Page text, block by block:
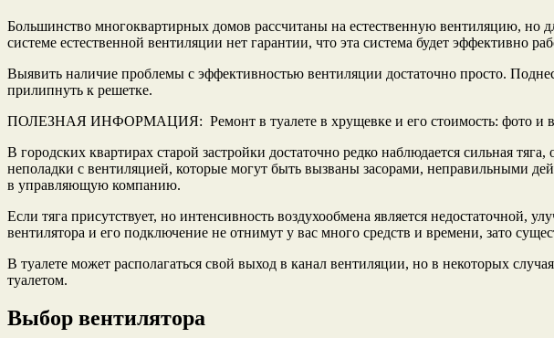
Большинство многоквартирных домов рассчитаны на естественную вентиляцию, но
системе естественной вентиляции нет гарантии, что эта система будет эффективно
Выявить наличие проблемы с эффективностью вентиляции достаточно просто.
прилипнуть к решетке.
ПОЛЕЗНАЯ ИНФОРМАЦИЯ: Ремонт в туалете в хрущевке и его стоимость: фото и
В городских квартирах старой застройки достаточно редко наблюдается сильная
неполадки с вентиляцией, которые могут быть вызваны засорами, неправильными
в управляющую компанию.
Если тяга присутствует, но интенсивность воздухообмена является
вентилятора и его подключение не отнимут у вас много средств и времени, зато
В туалете может располагаться свой выход в канал вентиляции, но в некоторых
туалетом.
Выбор вентилятора